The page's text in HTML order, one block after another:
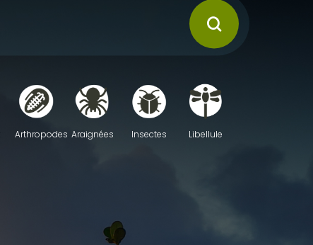
Arthropodes Araignées Insectes Libellule